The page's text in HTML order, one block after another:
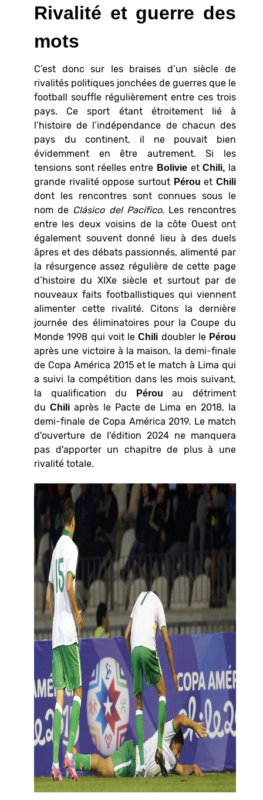
Rivalité et guerre des
mots
C’est donc sur les braises d’un siècle de
rivalités politiques jonchées de guerres que le
football souffle régulièrement entre ces trois
pays. Ce sport étant étroitement lié à
l’histoire de l’indépendance de chacun des
pays du continent, il ne pouvait bien
évidemment en être autrement. Si les
tensions sont réelles entre BolivieetChili, la
grande rivalité oppose surtout Pérou etChili
dont les rencontres sont connues sous le
nom de Clásico del Pacífico. Les rencontres
entre les deux voisins de la côte Ouest ont
également souvent donné lieu à des duels
âpres et des débats passionnés, alimenté par
la résurgence assez régulière de cette page
d’histoire du XIXe siècle et surtout par de
nouveaux faits footballistiques qui viennent
alimenter cette rivalité. Citons la dernière
journée des éliminatoires pour la Coupe du
Monde 1998 qui voit leChili doubler le Pérou
après une victoire à la maison, la demi-finale
de Copa América 2015 et le match à Lima qui
a suivi la compétition dans les mois suivant,
la qualification du
Pérou
au détriment
duChili après le Pacte de Lima en 2018, la
demi-finale de Copa América 2019. Le match
d'ouverture de l'édition 2024 ne manquera
pas d'apporter un chapitre de plus à une
rivalité totale.